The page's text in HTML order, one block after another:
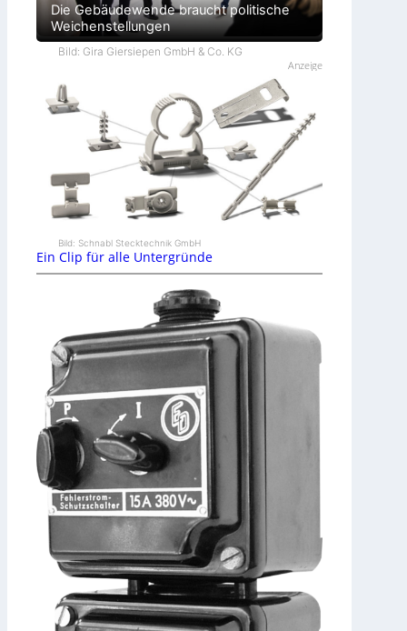
Die Gebäudewende braucht politische
Weichenstellungen
Bild: Gira Giersiepen GmbH & Co. KG
Anzeige
Bild: Schnabl Stecktechnik GmbH
Ein Clip für alle Untergründe